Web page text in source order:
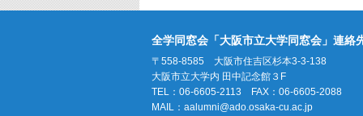
全学同窓会「大阪市立大学同窓会」連絡
〒558-8585 大阪市住吉区杉本3-3-138
大阪市立大学内 田中記念館３F
TEL：06-6605-2113 FAX：06-6605-2088
MAIL： aalumni@ado.osaka-cu.ac.jp